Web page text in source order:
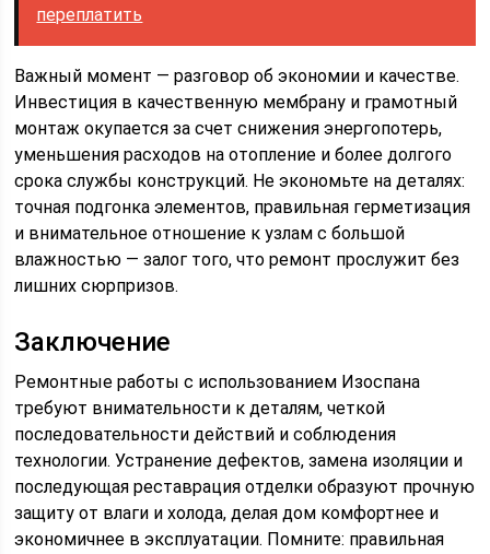
переплатить
Важный момент — разговор об экономии и качестве.
Инвестиция в качественную мембрану и грамотный
монтаж окупается за счет снижения энергопотерь,
уменьшения расходов на отопление и более долгого
срока службы конструкций. Не экономьте на деталях:
точная подгонка элементов, правильная герметизация
и внимательное отношение к узлам с большой
влажностью — залог того, что ремонт прослужит без
лишних сюрпризов.
Заключение
Ремонтные работы с использованием Изоспана
требуют внимательности к деталям, четкой
последовательности действий и соблюдения
технологии. Устранение дефектов, замена изоляции и
последующая реставрация отделки образуют прочную
защиту от влаги и холода, делая дом комфортнее и
экономичнее в эксплуатации. Помните: правильная